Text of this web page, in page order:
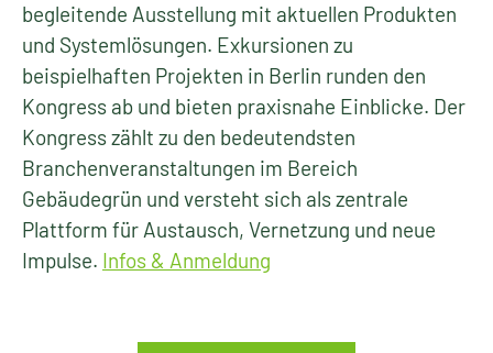
begleitende Ausstellung mit aktuellen Produkten
und Systemlösungen. Exkursionen zu
beispielhaften Projekten in Berlin runden den
Kongress ab und bieten praxisnahe Einblicke. Der
Kongress zählt zu den bedeutendsten
Branchenveranstaltungen im Bereich
Gebäudegrün und versteht sich als zentrale
Plattform für Austausch, Vernetzung und neue
Impulse. Infos & Anmeldung